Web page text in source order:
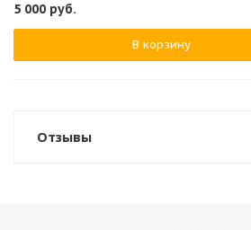
5 000 руб.
В корзину
Отзывы